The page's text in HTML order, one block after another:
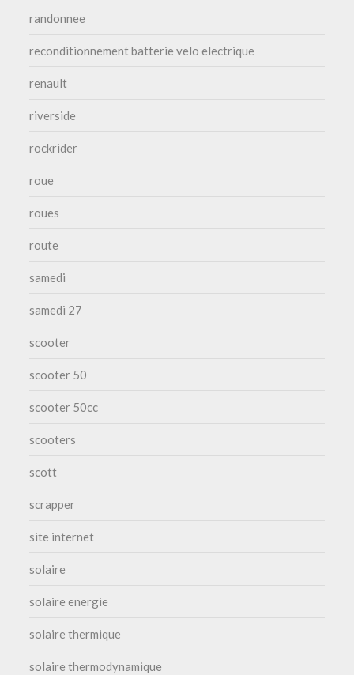
randonnee
reconditionnement batterie velo electrique
renault
riverside
rockrider
roue
roues
route
samedi
samedi 27
scooter
scooter 50
scooter 50cc
scooters
scott
scrapper
site internet
solaire
solaire energie
solaire thermique
solaire thermodynamique